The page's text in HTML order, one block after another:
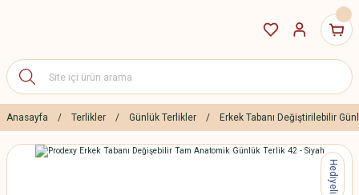
Anasayfa Terlikler Günlük Terlikler Erkek Tabanı Değiştirilebilir
Hediyeli